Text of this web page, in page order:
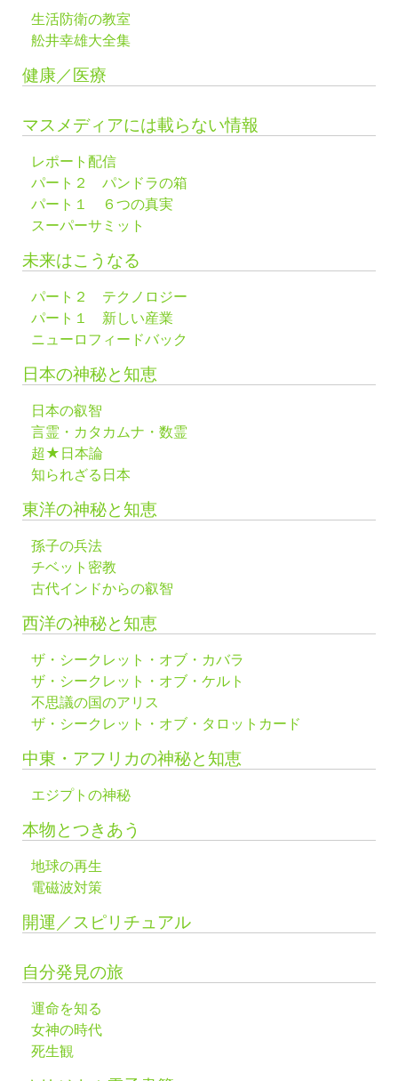
生活防衛の教室
舩井幸雄大全集
健康／医療
マスメディアには載らない情報
レポート配信
パート２ パンドラの箱
パート１ ６つの真実
スーパーサミット
未来はこうなる
パート２ テクノロジー
パート１ 新しい産業
ニューロフィードバック
日本の神秘と知恵
日本の叡智
言霊・カタカムナ・数霊
超★日本論
知られざる日本
東洋の神秘と知恵
孫子の兵法
チベット密教
古代インドからの叡智
西洋の神秘と知恵
ザ・シークレット・オブ・カバラ
ザ・シークレット・オブ・ケルト
不思議の国のアリス
ザ・シークレット・オブ・タロットカード
中東・アフリカの神秘と知恵
エジプトの神秘
本物とつきあう
地球の再生
電磁波対策
開運／スピリチュアル
自分発見の旅
運命を知る
女神の時代
死生観